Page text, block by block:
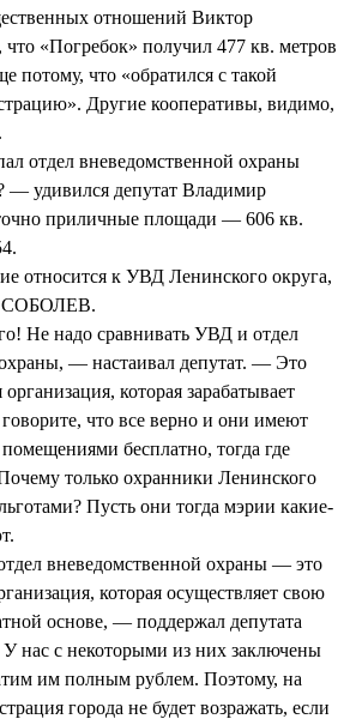
отношений Виктор
«Погребок» получил 477 кв. метров
потому, что «обратился с такой
Другие кооперативы, видимо,
отдел вневедомственной охраны
— удивился депутат Владимир
приличные площади — 606 кв.
относится к УВД Ленинского округа,
СОБОЛЕВ.
Не надо сравнивать УВД и отдел
— настаивал депутат. — Это
которая зарабатывает
что все верно и они имеют
помещениями бесплатно, тогда где
только охранники Ленинского
Пусть они тогда мэрии какие-
вневедомственной охраны — это
которая осуществляет свою
основе, — поддержал депутата
с некоторыми из них заключены
им полным рублем. Поэтому, на
города не будет возражать, если